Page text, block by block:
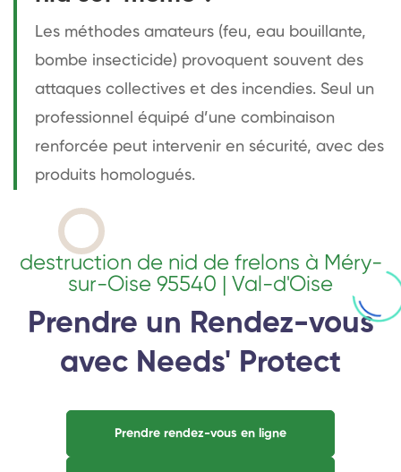
Les méthodes amateurs (feu, eau bouillante,
bombe insecticide) provoquent souvent des
attaques collectives et des incendies. Seul un
professionnel équipé d’une combinaison
renforcée peut intervenir en sécurité, avec des
produits homologués.
destruction de nid de frelons à Méry-
sur-Oise 95540 | Val-d'Oise
Prendre un Rendez-vous
avec Needs' Protect
Prendre rendez-vous en ligne